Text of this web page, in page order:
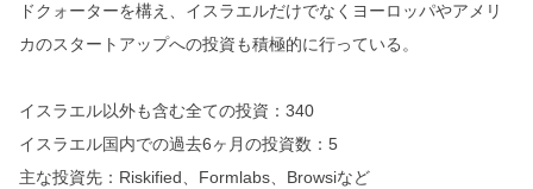
ドクォーターを構え、イスラエルだけでなくヨーロッパやアメリ
カのスタートアップへの投資も積極的に行っている。
イスラエル以外も含む全ての投資：340
イスラエル国内での過去6ヶ月の投資数：5
主な投資先：Riskified、Formlabs、Browsiなど